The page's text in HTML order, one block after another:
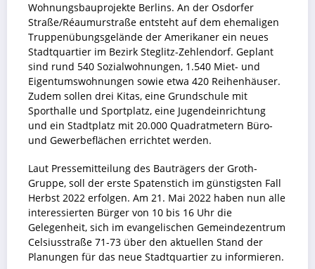
Wohnungsbauprojekte Berlins. An der Osdorfer
Straße/Réaumurstraße entsteht auf dem ehemaligen
Truppenübungsgelände der Amerikaner ein neues
Stadtquartier im Bezirk Steglitz-Zehlendorf. Geplant
sind rund 540 Sozialwohnungen, 1.540 Miet- und
Eigentumswohnungen sowie etwa 420 Reihenhäuser.
Zudem sollen drei Kitas, eine Grundschule mit
Sporthalle und Sportplatz, eine Jugendeinrichtung
und ein Stadtplatz mit 20.000 Quadratmetern Büro-
und Gewerbeflächen errichtet werden.
Laut Pressemitteilung des Bauträgers der Groth-
Gruppe, soll der erste Spatenstich im günstigsten Fall
Herbst 2022 erfolgen. Am 21. Mai 2022 haben nun alle
interessierten Bürger von 10 bis 16 Uhr die
Gelegenheit, sich im evangelischen Gemeindezentrum
Celsiusstraße 71-73 über den aktuellen Stand der
Planungen für das neue Stadtquartier zu informieren.